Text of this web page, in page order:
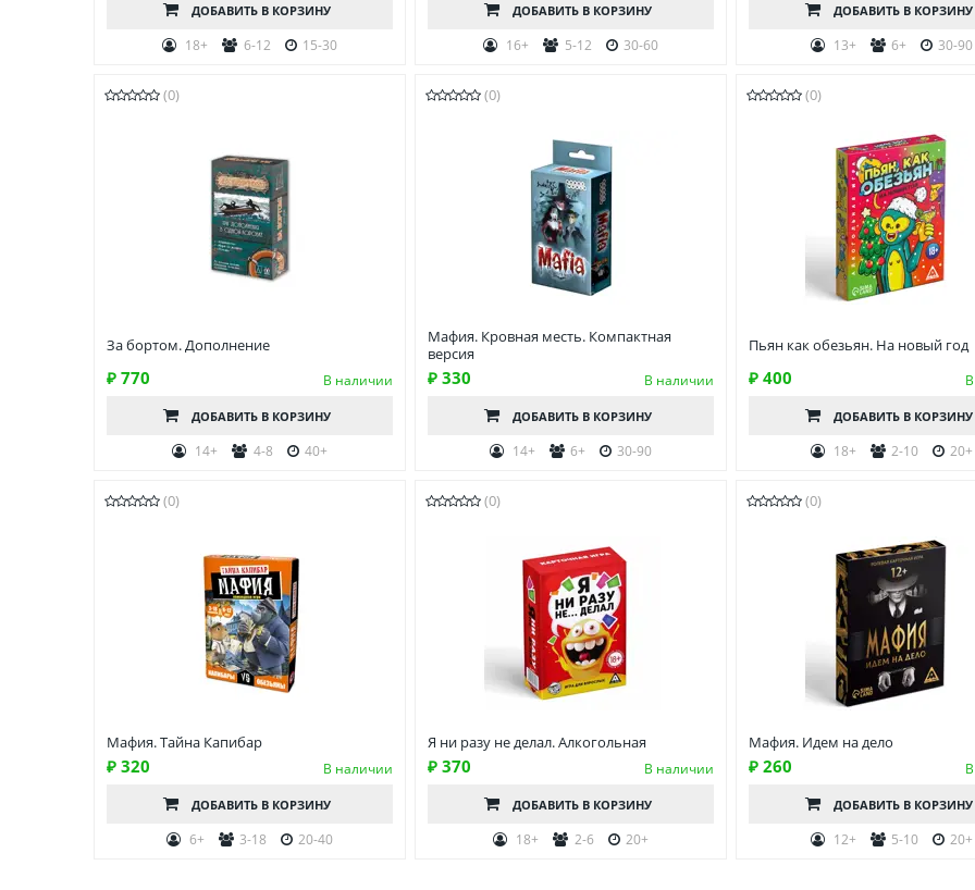
ДОБАВИТЬ В КОРЗИНУ
18+ 6-12 15-30
ДОБАВИТЬ В КОРЗИНУ
16+ 5-12 30-60
ДОБАВИТЬ В КОРЗИНУ
13+ 6+ 30-90
(0)
За бортом. Дополнение
₽ 770 В наличии
ДОБАВИТЬ В КОРЗИНУ
14+ 4-8 40+
(0)
Мафия. Кровная месть. Компактная
версия
₽ 330 В наличии
ДОБАВИТЬ В КОРЗИНУ
14+ 6+ 30-90
(0)
Пьян как обезьян. На новый год
₽ 400
ДОБАВИТЬ В КОРЗИНУ
18+ 2-10 20+
(0)
Мафия. Тайна Капибар
₽ 320 В наличии
ДОБАВИТЬ В КОРЗИНУ
6+ 3-18 20-40
(0)
Я ни разу не делал. Алкогольная
₽ 370 В наличии
ДОБАВИТЬ В КОРЗИНУ
18+ 2-6 20+
(0)
Мафия. Идем на дело
₽ 260
ДОБАВИТЬ В КОРЗИНУ
12+ 5-10 20+